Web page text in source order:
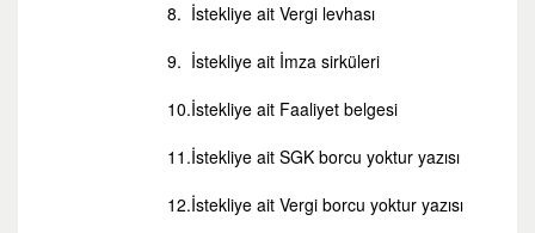
8. İstekliye ait Vergi levhası
9. İstekliye ait İmza sirküleri
10.İstekliye ait Faaliyet belgesi
11.İstekliye ait SGK borcu yoktur yazısı
12.İstekliye ait Vergi borcu yoktur yazısı